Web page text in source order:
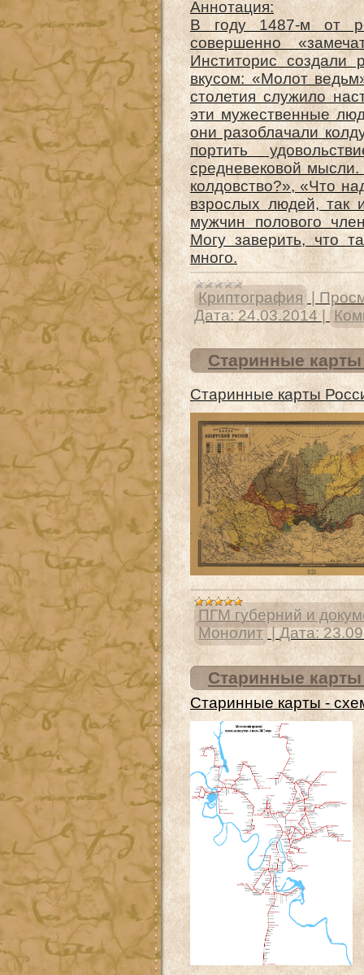
Аннотация:
В году 1487-м от
совершенно
Инститорис создали
вкусом: «Молот
столетия служило
эти мужественные
они разоблачали
портить
средневековой
колдовство?», «Что
взрослых людей, так
мужчин полового
Могу заверить, что
много.
Криптография
Дата: 24.03.2014
Старинные
Старинные карты
ПГМ губерний и
Монолит |Дата:
Старинные
Старинные карты -